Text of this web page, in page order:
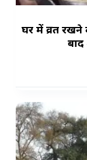
घर में व्रत
बाद